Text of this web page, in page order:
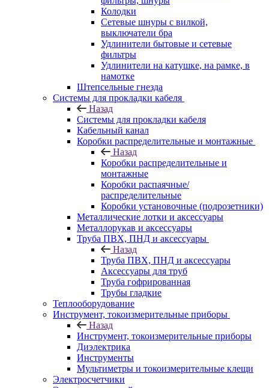
Колодки
Сетевые шнуры с вилкой,
выключатели бра
Удлинители бытовые и сетевые
фильтры
Удлинители на катушке, на рамке, в
намотке
Штепсельные гнезда
Системы для прокладки кабеля
Назад
Системы для прокладки кабеля
Кабельный канал
Коробки распределительные и монтажные
Назад
Коробки распределительные и
монтажные
Коробки распаячные/
распределительные
Коробки установочные (подрозетники)
Металлические лотки и аксессуары
Металлорукав и аксессуары
Труба ПВХ, ПНД и аксессуары
Назад
Труба ПВХ, ПНД и аксессуары
Аксессуары для труб
Труба гофрированная
Трубы гладкие
Теплооборудование
Инструмент, токоизмерительные приборы
Назад
Инструмент, токоизмерительные приборы
Диэлектрика
Инструменты
Мультиметры и токоизмерительные клещи
Электросчетчики